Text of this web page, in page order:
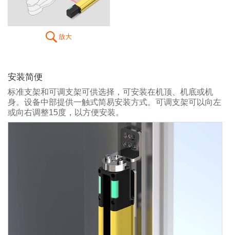
放大
安装简便
标准支架和可调支架可供选择，可安装在机顶、机底或机
身。设备中部提供一触式简易安装方式。可调支架可以向左
或向右调整15度，以方便安装。